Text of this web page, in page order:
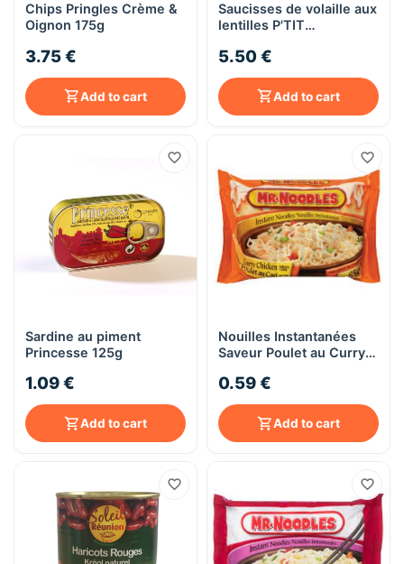
Chips Pringles Crème &
Oignon 175g
3.75 €
Add to cart
Saucisses de volaille aux
lentilles P'TIT
5.50 €
Add to cart
Sardine au piment
Princesse 125g
1.09 €
Add to cart
Nouilles Instantanées
Saveur Poulet au Curry -
0.59 €
Add to cart